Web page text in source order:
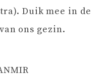
Duik mee in de
ons gezin.